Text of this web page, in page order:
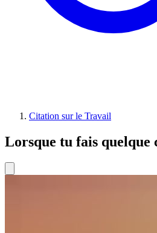
Citation sur le Travail
Lorsque tu fais quelque